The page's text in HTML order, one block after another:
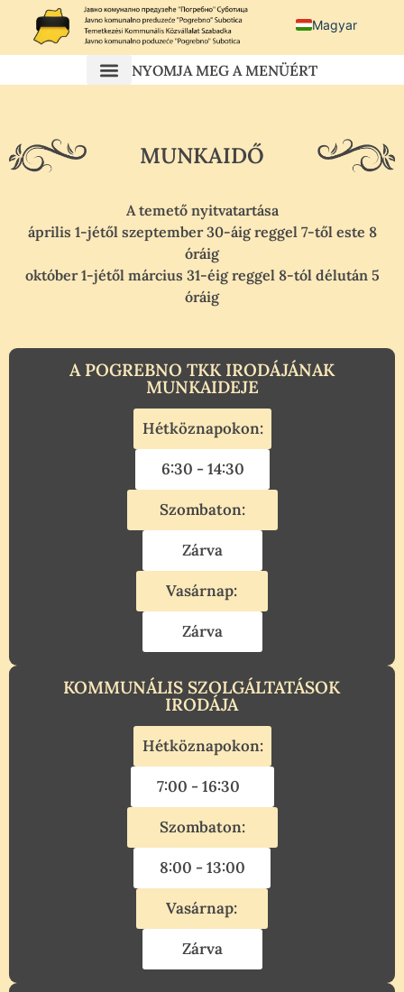
Magyar
Српски језик
NYOMJA MEG A MENÜÉRT
MUNKAIDŐ
A temető nyitvatartása
április 1-jétől szeptember 30-áig reggel 7-től este 8
óráig
október 1-jétől március 31-éig reggel 8-tól délután 5
óráig
A POGREBNO TKK IRODÁJÁNAK
MUNKAIDEJE
Hétköznapokon:
6:30 - 14:30
Szombaton:
Zárva
Vasárnap:
Zárva
KOMMUNÁLIS SZOLGÁLTATÁSOK
IRODÁJA
Hétköznapokon:
7:00 - 16:30
Szombaton:
8:00 - 13:00
Vasárnap:
Zárva